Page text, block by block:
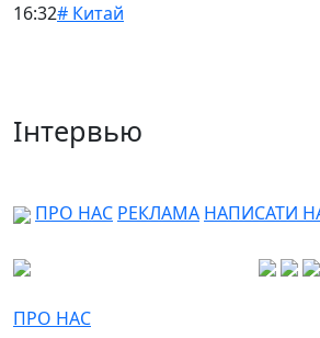
16:32# Китай
Інтервью
ПРО НАС РЕКЛАМА НАПИСАТИ
ПРО НАС